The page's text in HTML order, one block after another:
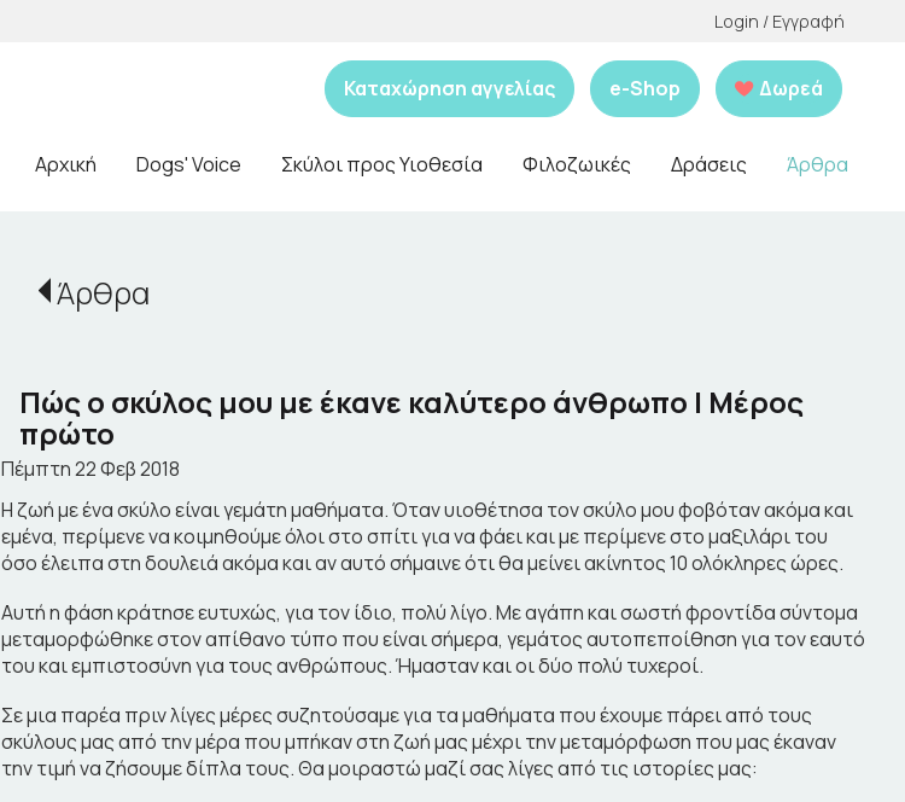
Login / Εγγραφή
Καταχώρηση αγγελίας e-Shop Δωρεά
Αρχική Dogs' Voice Σκύλοι προς Υιοθεσία Φιλοζωικές Δράσεις Άρθρα
Άρθρα
Πώς ο σκύλος μου με έκανε καλύτερο άνθρωπο | Μέρος
πρώτο
Πέμπτη 22 Φεβ 2018
Η ζωή με ένα σκύλο είναι γεμάτη μαθήματα. Όταν υιοθέτησα τον σκύλο μου φοβόταν ακόμα και
εμένα, περίμενε να κοιμηθούμε όλοι στο σπίτι για να φάει και με περίμενε στο μαξιλάρι του
όσο έλειπα στη δουλειά ακόμα και αν αυτό σήμαινε ότι θα μείνει ακίνητος 10 ολόκληρες ώρες.
Αυτή η φάση κράτησε ευτυχώς, για τον ίδιο, πολύ λίγο. Με αγάπη και σωστή φροντίδα σύντομα
μεταμορφώθηκε στον απίθανο τύπο που είναι σήμερα, γεμάτος αυτοπεποίθηση για τον εαυτό
του και εμπιστοσύνη για τους ανθρώπους. Ήμασταν και οι δύο πολύ τυχεροί.
Σε μια παρέα πριν λίγες μέρες συζητούσαμε για τα μαθήματα που έχουμε πάρει από τους
σκύλους μας από την μέρα που μπήκαν στη ζωή μας μέχρι την μεταμόρφωση που μας έκαναν
την τιμή να ζήσουμε δίπλα τους. Θα μοιραστώ μαζί σας λίγες από τις ιστορίες μας: